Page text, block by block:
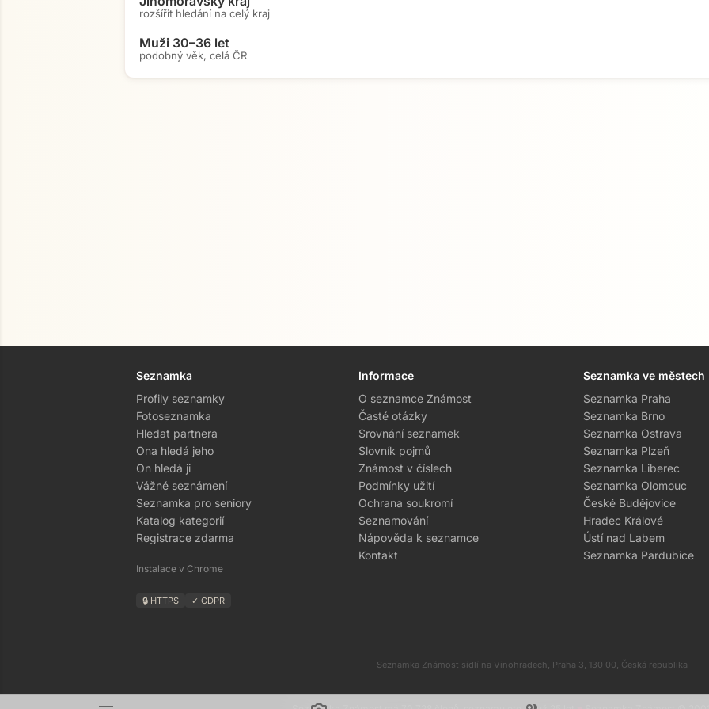
rozšířit hledání na celý kraj
Muži 30–36 let
podobný věk, celá ČR
Seznamka
Profily seznamky
Fotoseznamka
Hledat partnera
Ona hledá jeho
On hledá ji
Vážné seznámení
Seznamka pro seniory
Katalog kategorií
Registrace zdarma
Instalace v Chrome
🔒 HTTPS ✓ GDPR
Informace
O seznamce Známost
Časté otázky
Srovnání seznamek
Slovník pojmů
Známost v číslech
Podmínky užití
Ochrana soukromí
Seznamování
Nápověda k seznamce
Kontakt
Seznamka ve městech
Seznamka Praha
Seznamka Brno
Seznamka Ostrava
Seznamka Plzeň
Seznamka Liberec
Seznamka Olomouc
České Budějovice
Hradec Králové
Ústí nad Labem
Seznamka Pardubice
Seznamka Známost sídlí na Vinohradech, Praha 3, 130 00, Česká republika